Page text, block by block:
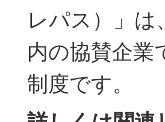
レパス）」は
内の協賛企業
制度です。